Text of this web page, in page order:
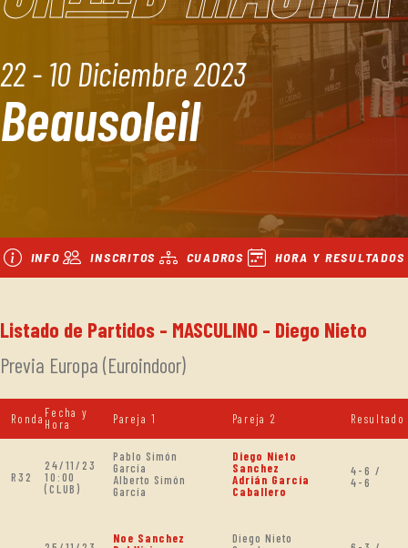
22 - 10 Diciembre 2023
Beausoleil
INFO INSCRITOS CUADROS HORA Y RESULTADOS
Listado de Partidos - MASCULINO - Diego Nieto
Previa Europa (Euroindoor)
Ronda Fecha y
Hora
Pareja 1 Pareja 2 Resultado
R32
24/11/23
10:00
(CLUB)
Pablo Simón
García
Alberto Simón
García
Diego Nieto
Sanchez
Adrián García
Caballero
4-6 /
4-6
Noe Sanchez
Diego Nieto